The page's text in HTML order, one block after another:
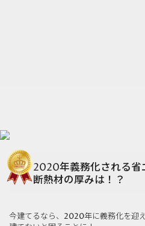
2020年義務化される省
断熱材の厚みは！？
今建てるなら、2020年に義務化を迎